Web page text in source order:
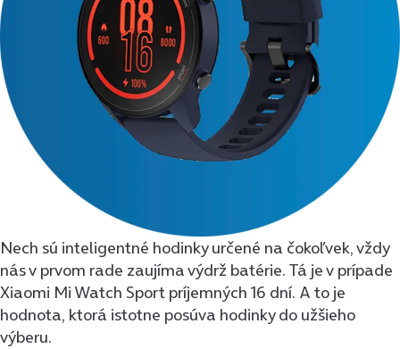
Nech sú inteligentné hodinky určené na čokoľvek, vždy
nás v prvom rade zaujíma výdrž batérie. Tá je v prípade
Xiaomi Mi Watch Sport príjemných 16 dní. A to je
hodnota, ktorá istotne posúva hodinky do užšieho
výberu.